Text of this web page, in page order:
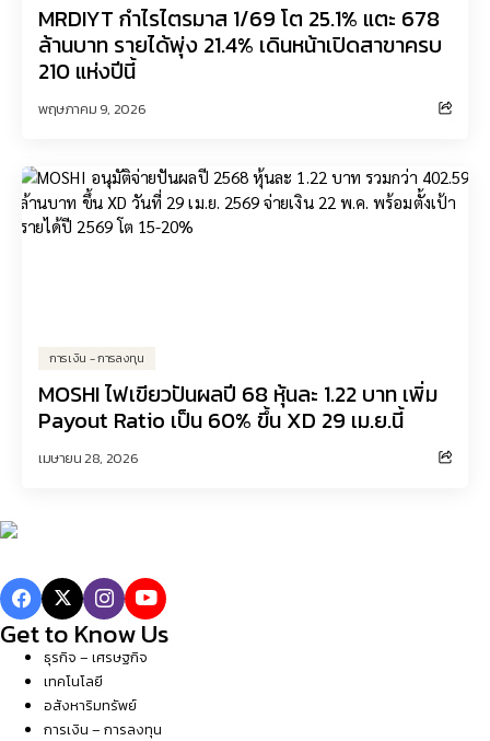
MRDIYT กำไรไตรมาส 1/69 โต 25.1% แตะ 678
ล้านบาท รายได้พุ่ง 21.4% เดินหน้าเปิดสาขาครบ
210 แห่งปีนี้
พฤษภาคม 9, 2026
การเงิน - การลงทุน
MOSHI ไฟเขียวปันผลปี 68 หุ้นละ 1.22 บาท เพิ่ม
Payout Ratio เป็น 60% ขึ้น XD 29 เม.ย.นี้
เมษายน 28, 2026
Get to Know Us
ธุรกิจ – เศรษฐกิจ
เทคโนโลยี
อสังหาริมทรัพย์
การเงิน – การลงทุน